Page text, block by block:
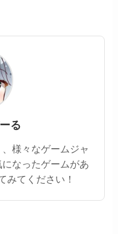
る
様々なゲームジャ
なったゲームがあ
みてください！